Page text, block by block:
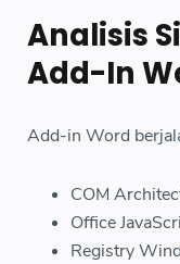
Analisis
Add-In
Add-in Word
COM
Office
Registry